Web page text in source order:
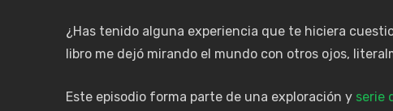
¿Has tenido alguna experiencia que te hiciera
libro me dejó mirando el mundo con otros ojos,
Este episodio forma parte de una exploración y serie